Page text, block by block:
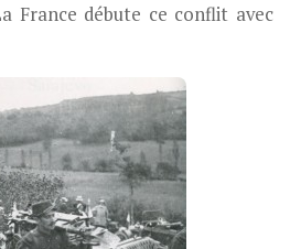
France débute ce conflit avec